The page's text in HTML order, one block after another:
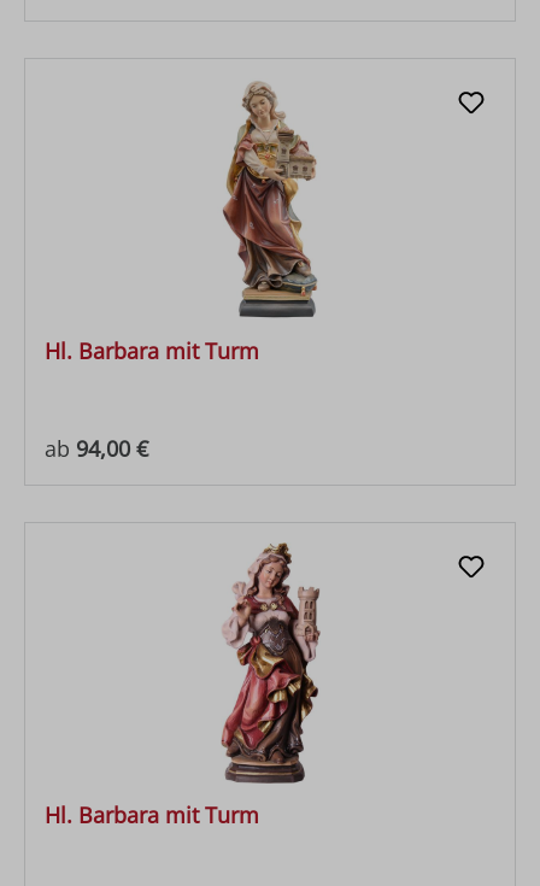
Hl. Barbara mit Turm
Regulärer Preis:
ab 94,00 €
Hl. Barbara mit Turm